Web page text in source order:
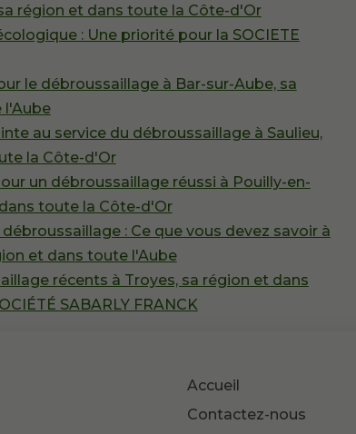
région et dans toute la Côte-d'Or
: Une priorité pour la SOCIETE
le débroussaillage à Bar-sur-Aube, sa
l'Aube
au service du débroussaillage à Saulieu,
la Côte-d'Or
un débroussaillage réussi à Pouilly-en-
toute la Côte-d'Or
: Ce que vous devez savoir à
et dans toute l'Aube
récents à Troyes, sa région et dans
SABARLY FRANCK
Accueil
Contactez-nous